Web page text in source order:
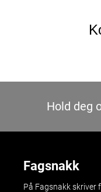
Hold deg
Fagsnakk
På Fagsnakk skriver